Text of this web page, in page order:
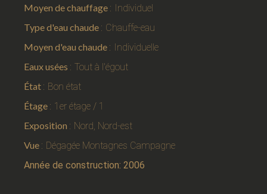
Moyen de chauffage
Individuel
Type d'eau chaude
Chauffe-eau
Moyen d'eau chaude
Individuelle
Eaux usées
Tout à l'égout
État
Bon état
Étage
1er étage / 1
Exposition
Nord, Nord-est
Vue
Dégagée Montagnes Campagne
Année de construction: 2006